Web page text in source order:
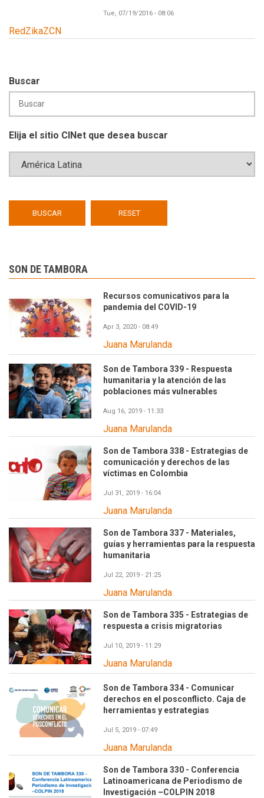
Tue, 07/19/2016 - 08:06
RedZikaZCN
Buscar
Elija el sitio CINet que desea buscar
SON DE TAMBORA
Recursos comunicativos para la
pandemia del COVID-19
Apr 3, 2020 - 08:49
Juana Marulanda
Son de Tambora 339 - Respuesta
humanitaria y la atención de las
poblaciones más vulnerables
Aug 16, 2019 - 11:33
Juana Marulanda
Son de Tambora 338 - Estrategias de
comunicación y derechos de las
víctimas en Colombia
Jul 31, 2019 - 16:04
Juana Marulanda
Son de Tambora 337 - Materiales,
guías y herramientas para la respuesta
humanitaria
Jul 22, 2019 - 21:25
Juana Marulanda
Son de Tambora 335 - Estrategias de
respuesta a crisis migratorias
Jul 10, 2019 - 11:29
Juana Marulanda
Son de Tambora 334 - Comunicar
derechos en el posconflicto. Caja de
herramientas y estrategias
Jul 5, 2019 - 07:49
Juana Marulanda
Son de Tambora 330 - Conferencia
Latinoamericana de Periodismo de
Investigación –COLPIN 2018